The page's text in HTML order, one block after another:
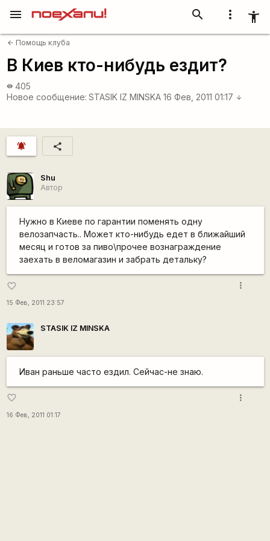
more_vert accessibility_new
search
menu
arrow_back Помощь клуба
В Киев кто-нибудь ездит?
visibility 405
Новое сообщение: STASIK IZ MINSKA 16 Фев, 2011 01:17 arrow_downward
notifications_active share
Shu
Автор
Нужно в Киеве по гарантии поменять одну
велозапчасть.. Может кто-нибудь едет в ближайший
месяц и готов за пиво\прочее вознаграждение
заехать в веломагазин и забрать детальку?
favorite_border
15 Фев, 2011 23:57
more_vert
STASIK IZ MINSKA
Иван раньше часто ездил. Сейчас-не знаю.
favorite_border
16 Фев, 2011 01:17
more_vert